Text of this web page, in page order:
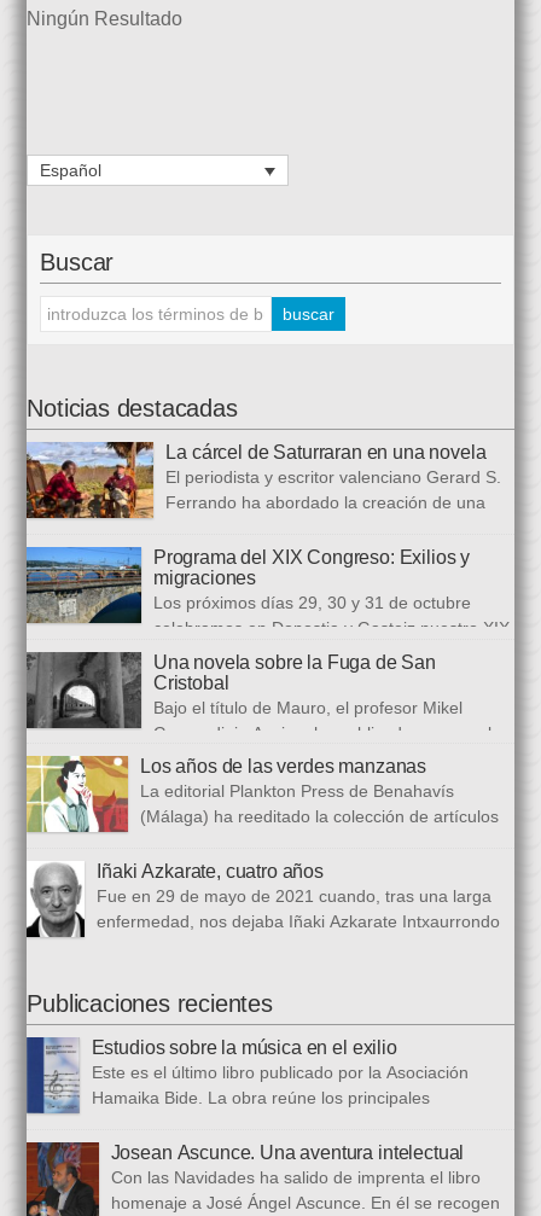
Ningún Resultado
Español
Buscar
Noticias destacadas
La cárcel de Saturraran en una novela
El periodista y escritor valenciano Gerard S.
Ferrando ha abordado la creación de una
realidad actual, con numerosas referencias al pasado. El ciclo
se inició en 2024 con Cariño, soy un iai@flauta, continuó en
2025 con Los abrazos aplazados y finalizará con Las
ausencias que heredamos, directamente ligada […]
Programa del XIX Congreso: Exilios y
migraciones
Los próximos días 29, 30 y 31 de octubre
celebramos en Donostia y Gasteiz nuestro XIX
congreso internacional, con especialistas de muy diversas
universidades y procedencias. En esta ocasión se trata de
establecer paralelismos entre los fugitivos de la Guerra Civil
española y estos otros hombres y mujeres que arriban a
nuestro país desde territorios […]
Una novela sobre la Fuga de San
Cristobal
Bajo el título de Mauro, el profesor Mikel
Guerendiain Azpiroz ha publicado una novela
histórica en castellano en la que ficciona los sucesos de la
tristemente fuga del fuerte de San Cristobal, en el monte
Ezkaba, una de las mayores evasiones carcelarias de Europa,
que se convirtió en un auténtico baño de sangre: 206
republicanos […]
Los años de las verdes manzanas
La editorial Plankton Press de Benahavís
(Málaga) ha reeditado la colección de artículos
de las verdes manzanas” Cecilia García de Guilarte publicó del
1 de marzo al 24 de octubre de 1968, en el periódico franquista
La Voz de España. Esta colección, dieciséis artículos, había
sido parcialmente […]
Iñaki Azkarate, cuatro años
Fue en 29 de mayo de 2021 cuando, tras una larga
enfermedad, nos dejaba Iñaki Azkarate Intxaurrondo
desde sus mismos inicios. Entre nosotros dejó el recuerdo de
una persona trabajadora y comprometida, que huía de
protagonismos y cargos oficiales. Sus aficiones […]
Publicaciones recientes
Estudios sobre la música en el exilio
Este es el último libro publicado por la Asociación
Hamaika Bide. La obra reúne los principales
celebrado en 2023. Bajo ese epígrafe se han recogido un total
de dieciséis ponencias. El libro se ha estructurado en tres
bloques. En el primero se analizan aspectos generales del arte
Josean Ascunce. Una aventura intelectual
Con las Navidades ha salido de imprenta el libro
homenaje a José Ángel Ascunce. En él se recogen